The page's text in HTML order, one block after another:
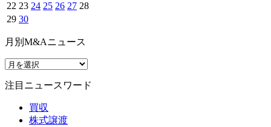
22 23 24 25 26 27 28
29 30
月別M&Aニュース
注目ニュースワード
買収
株式譲渡